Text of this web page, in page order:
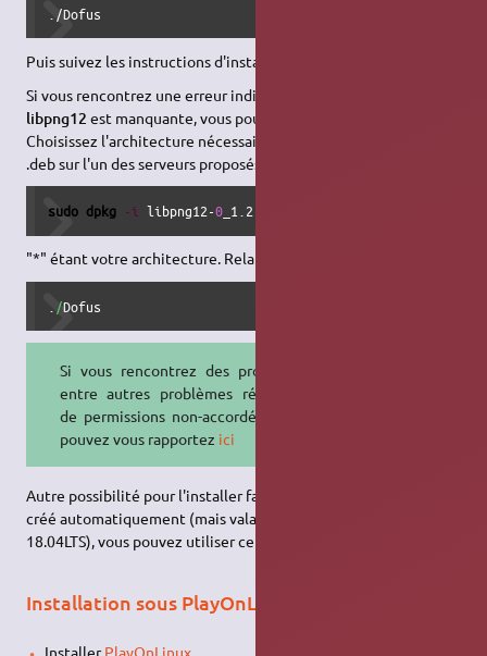
./Dofus
Puis suivez les instructions d'installation.
Si vous rencontrez une erreur indiquant que la librairie
libpng12 est manquante, vous pouvez la télécharger
Choisissez l'architecture nécessaire et télécharger le paquet
.deb sur l'un des serveurs proposés. Ensuite pour l'installer :
sudo dpkg -i libpng12-0 _1.2.54-1ubuntu1_
"*" étant votre architecture. Relancez
/Dofus
Si vous rencontrez des problèmes,
entre autres problèmes récurrents
de permissions non-accordées, vous
pouvez vous rapportez ici
Autre possibilité pour l'installer facilement avec un raccourci
créé automatiquement (mais valable/testé uniquement pour la
18.04LTS), vous pouvez utiliser ce
Installation sous PlayOnLinux
InstallerPlayOnLinux.